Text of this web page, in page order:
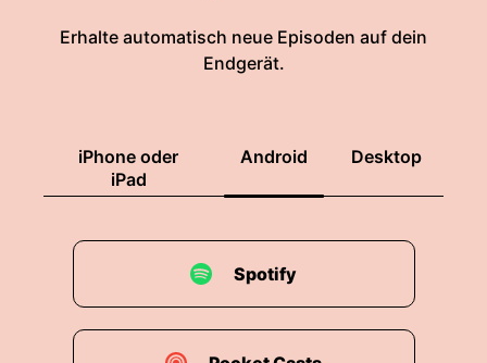
Erhalte automatisch neue Episoden auf dein
Endgerät.
iPhone oder
iPad
Android Desktop
Spotify